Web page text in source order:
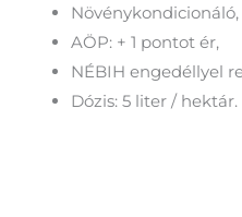
Növénykondicionáló,
AÖP: + 1 pontot ér,
NÉBIH engedéllyel
Dózis: 5 liter / hektár.